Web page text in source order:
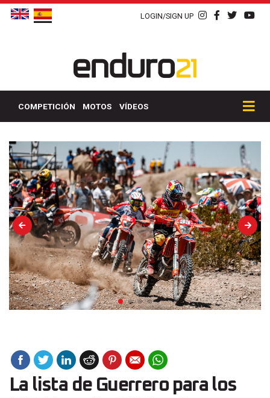
LOGIN/SIGN UP
COMPETICIÓN MOTOS VÍDEOS
La lista de Guerrero para los